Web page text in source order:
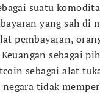
suatu
yang sah di
pembayaran,
sebagai
sebagai alat
tidak